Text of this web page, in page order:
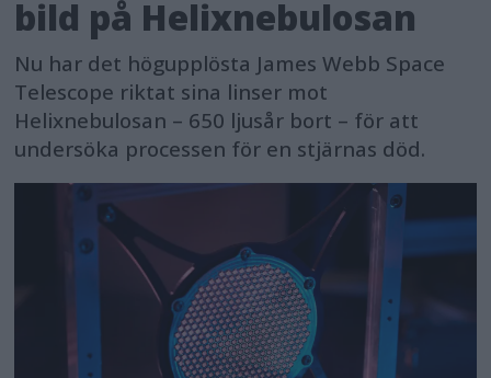
bild på Helixnebulosan
Nu har det högupplösta James Webb Space
Telescope riktat sina linser mot
Helixnebulosan – 650 ljusår bort – för att
undersöka processen för en stjärnas död.